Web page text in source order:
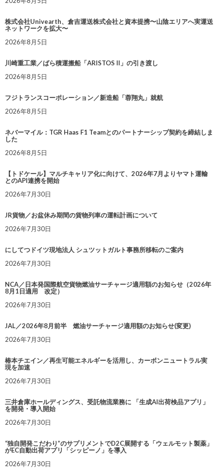
株式会社Univearth、倉吉運送株式会社と資本提携〜山陰エリアへ実運送
ネットワークを拡大〜
2026年8月5日
川崎重工業／ばら積運搬船「ARISTOS II」の引き渡し
2026年8月5日
フジトランスコーポレーション／新造船「蓉翔丸」就航
2026年8月5日
ネバーマイル：TGR Haas F1 Teamとのパートナーシップ契約を締結しま
した
2026年8月5日
【トドケール】マルチキャリア化に向けて、2026年7月よりヤマト運輸
とのAPI連携を開始
2026年7月30日
JR貨物／お盆休み期間の貨物列車の運転計画について
2026年7月30日
にしてつドイツ現地法人 シュツットガルト事務所移転のご案内
2026年7月30日
NCA／日本発国際航空貨物燃油サーチャージ適用額のお知らせ（2026年
8月1日適用 改定）
2026年7月30日
JAL／2026年8月前半 燃油サーチャージ適用額のお知らせ(変更)
2026年7月30日
椿本チエイン／再生可能エネルギーを活用し、カーボンニュートラル実
現を加速
2026年7月30日
三井倉庫ホールディングス、受託物流業務に 「生成AI出荷検品アプリ」
を開発・導入開始
2026年7月30日
“独自開発こだわり”のサプリメントでD2C展開する「ウェルモット製薬」
がEC自動出荷アプリ「シッピーノ」を導入
2026年7月30日